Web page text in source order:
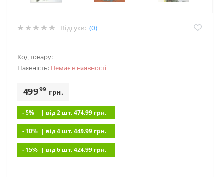
Відгуки: (0)
Код товару:
Наявність: Немає в наявностi
49999 грн.
- 5% | вiд 2 шт. 474.99 грн.
- 10% | вiд 4 шт. 449.99 грн.
- 15% | вiд 6 шт. 424.99 грн.